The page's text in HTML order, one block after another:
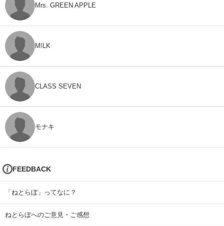
Mrs. GREEN APPLE
M!LK
CLASS SEVEN
モナキ
FEEDBACK
「ねとらぼ」ってなに？
ねとらぼへのご意見・ご感想